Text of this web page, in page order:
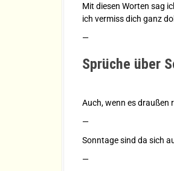
Mit diesen Worten sag
ich vermiss dich ganz
—
Sprüche über
Auch, wenn es draußen
—
Sonntage sind da sich
—